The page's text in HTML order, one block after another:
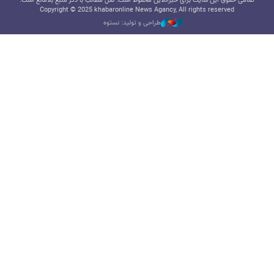
Copyright © 2025 khabaronline News Agancy, All rights reserved
طراحی و تولید: نستوه